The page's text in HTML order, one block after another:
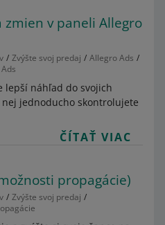
v paneli Allegro
Zvýšte svoj predaj
Allegro Ads
lepší náhľad do svojich
jednoducho skontrolujete
ČÍTAŤ VIAC
propagácie)
Zvýšte svoj predaj